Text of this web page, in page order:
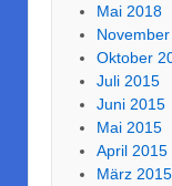
Mai 2018
Oktober
Juli 2015
Juni 2015
Mai 2015
April 2015
März 2015